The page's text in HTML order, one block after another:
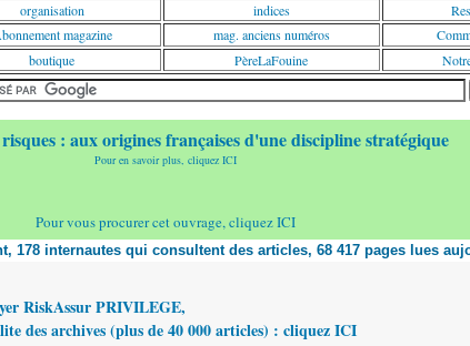
organisation indices
magazine mag. anciens numéros
boutique PèreLaFouine
: aux origines françaises d'une discipline stratégique
Pour en savoir plus, cliquez ICI
Pour vous procurer cet ouvrage, cliquez ICI
178 internautes qui consultent des articles, 68 417 pages lues
RiskAssur PRIVILEGE,
des archives (plus de 40 000 articles) : cliquez ICI